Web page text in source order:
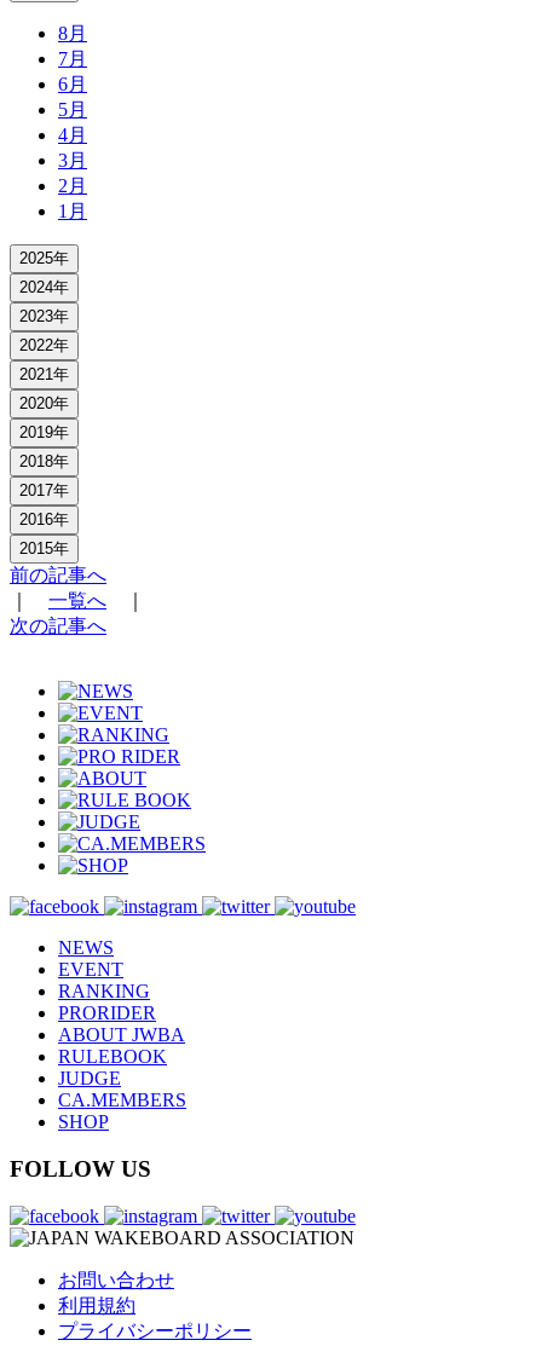
8月
7月
6月
5月
4月
3月
2月
1月
2025年
2024年
2023年
2022年
2021年
2020年
2019年
2018年
2017年
2016年
2015年
前の記事へ
一覧へ
次の記事へ
NEWS
EVENT
RANKING
PRORIDER
ABOUT JWBA
RULEBOOK
JUDGE
CA.MEMBERS
SHOP
FOLLOW US
お問い合わせ
利用規約
プライバシーポリシー